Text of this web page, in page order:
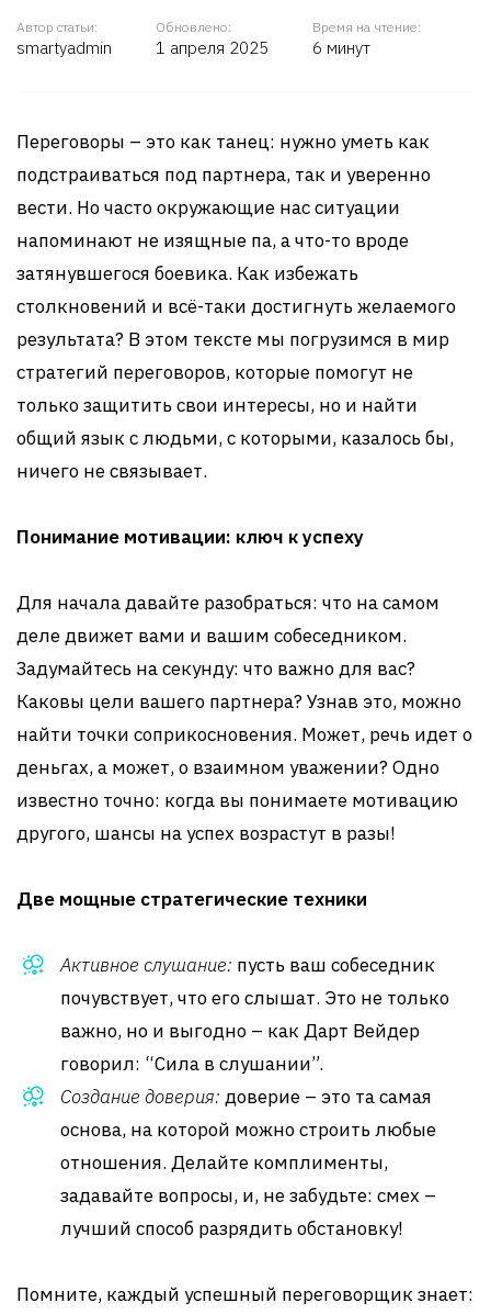
Автор статьи:
smartyadmin
Обновлено:
1 апреля 2025
Время на чтение:
6 минут
Переговоры – это как танец: нужно уметь как
подстраиваться под партнера, так и уверенно
вести. Но часто окружающие нас ситуации
напоминают не изящные па, а что-то вроде
затянувшегося боевика. Как избежать
столкновений и всё-таки достигнуть желаемого
результата? В этом тексте мы погрузимся в мир
стратегий переговоров, которые помогут не
только защитить свои интересы, но и найти
общий язык с людьми, с которыми, казалось бы,
ничего не связывает.
Понимание мотивации: ключ к успеху
Для начала давайте разобраться: что на самом
деле движет вами и вашим собеседником.
Задумайтесь на секунду: что важно для вас?
Каковы цели вашего партнера? Узнав это, можно
найти точки соприкосновения. Может, речь идет о
деньгах, а может, о взаимном уважении? Одно
известно точно: когда вы понимаете мотивацию
другого, шансы на успех возрастут в разы!
Две мощные стратегические техники
Активное слушание: пусть ваш собеседник
почувствует, что его слышат. Это не только
важно, но и выгодно – как Дарт Вейдер
говорил: “Сила в слушании”.
Создание доверия: доверие – это та самая
основа, на которой можно строить любые
отношения. Делайте комплименты,
задавайте вопросы, и, не забудьте: смех –
лучший способ разрядить обстановку!
Помните, каждый успешный переговорщик знает: